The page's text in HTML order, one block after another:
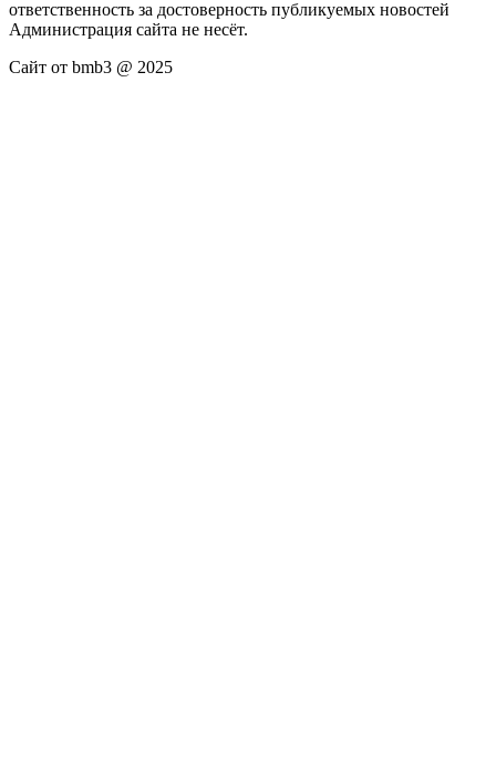
ответственность за достоверность публикуемых новостей
Администрация сайта не несёт.
Сайт от bmb3 @ 2025